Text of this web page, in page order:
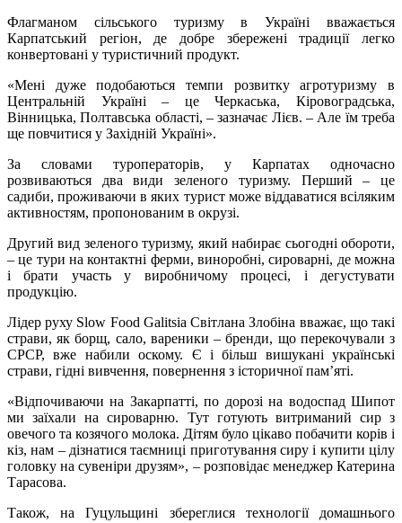
Флагманом сільського туризму в Україні вважається
Карпатський регіон, де добре збережені традиції легко
конвертовані у туристичний продукт.
«Мені дуже подобаються темпи розвитку агротуризму в
Центральній Україні – це Черкаська, Кіровоградська,
Вінницька, Полтавська області, – зазначає Лієв. – Але їм треба
ще повчитися у Західній Україні».
За словами туроператорів, у Карпатах одночасно
розвиваються два види зеленого туризму. Перший – це
садиби, проживаючи в яких турист може віддаватися всіляким
активностям, пропонованим в окрузі.
Другий вид зеленого туризму, який набирає сьогодні обороти,
– це тури на контактні ферми, виноробні, сироварні, де можна
і брати участь у виробничому процесі, і дегустувати
продукцію.
Лідер руху Slow Food Galitsia Світлана Злобіна вважає, що такі
страви, як борщ, сало, вареники – бренди, що перекочували з
СРСР, вже набили оскому. Є і більш вишукані українські
страви, гідні вивчення, повернення з історичної пам’яті.
«Відпочиваючи на Закарпатті, по дорозі на водоспад Шипот
ми заїхали на сироварню. Тут готують витриманий сир з
овечого та козячого молока. Дітям було цікаво побачити корів і
кіз, нам – дізнатися таємниці приготування сиру і купити цілу
головку на сувеніри друзям», – розповідає менеджер Катерина
Тарасова.
Також, на Гуцульщині збереглися технології домашнього